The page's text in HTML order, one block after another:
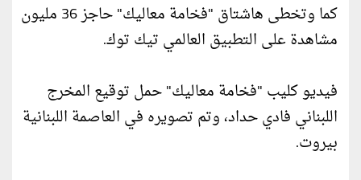
كما وتخطى هاشتاق "فخامة معاليك" حاجز 36 مليون
مشاهدة على التطبيق العالمي تيك توك.
فيديو كليب "فخامة معاليك" حمل توقيع المخرج
اللبناني فادي حداد، وتم تصويره في العاصمة اللبنانية
بيروت.